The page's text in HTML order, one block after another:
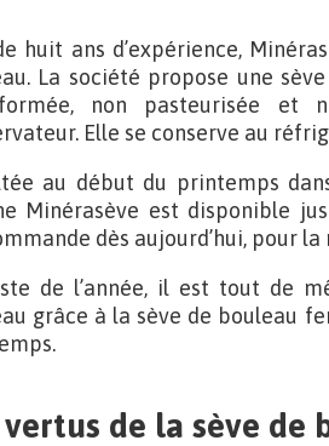
huit ans d’expérience,
La société propose une
non pasteurisée
Elle se conserve au
au début du printemps
Minérasève est disponible
dès aujourd’hui, pour
de l’année, il est tout de
grâce à la sève de bouleau
vertus de la sève de